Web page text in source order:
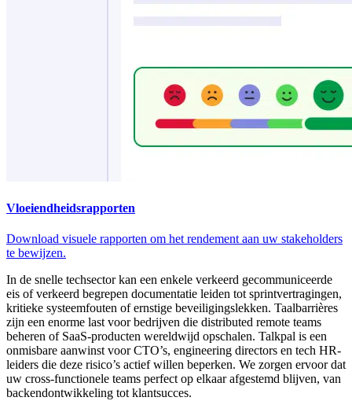
Vloeiendheidsrapporten
Download visuele rapporten om het rendement aan uw stakeholders
te bewijzen.
In de snelle techsector kan een enkele verkeerd gecommuniceerde
eis of verkeerd begrepen documentatie leiden tot sprintvertragingen,
kritieke systeemfouten of ernstige beveiligingslekken. Taalbarrières
zijn een enorme last voor bedrijven die distributed remote teams
beheren of SaaS-producten wereldwijd opschalen. Talkpal is een
onmisbare aanwinst voor CTO’s, engineering directors en tech HR-
leiders die deze risico’s actief willen beperken. We zorgen ervoor dat
uw cross-functionele teams perfect op elkaar afgestemd blijven, van
backendontwikkeling tot klantsucces.